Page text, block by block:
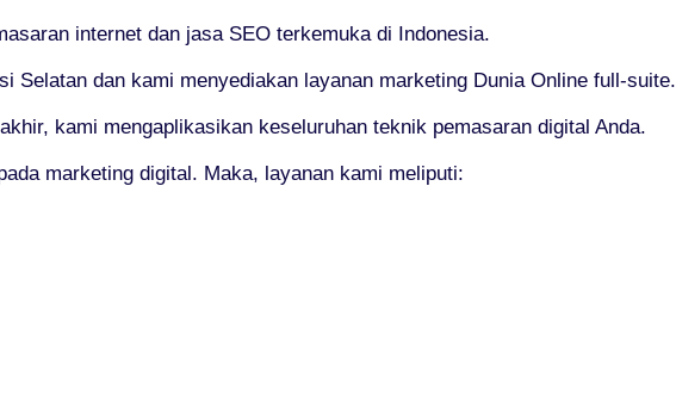
internet dan jasa SEO terkemuka di Indonesia.
Selatan dan kami menyediakan layanan marketing Dunia Online full-suite.
kami mengaplikasikan keseluruhan teknik pemasaran digital Anda.
marketing digital. Maka, layanan kami meliputi: